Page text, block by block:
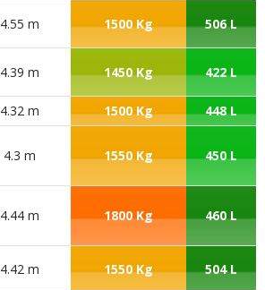
4.55 m 1500 Kg 506 L
4.39 m 1450 Kg 422 L
4.32 m 1500 Kg 448 L
4.3 m 1550 Kg 450 L
4.44 m 1800 Kg 460 L
4.42 m 1550 Kg 504 L